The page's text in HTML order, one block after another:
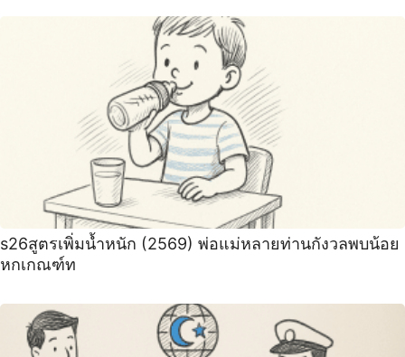
s26สูตรเพิ่มน้ำหนัก (2569) พ่อแม่หลายท่านกังวลพบน้อย
หกเกณฑ์ท